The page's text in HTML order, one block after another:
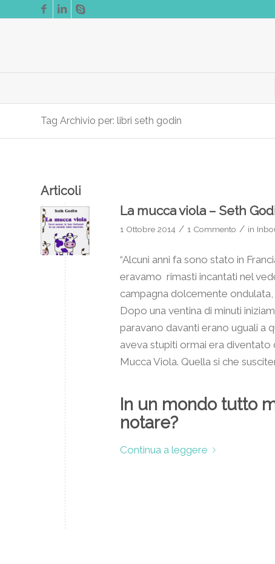
Tag Archivio per: libri seth godin
Articoli
La mucca viola – Seth
1 Ottobre 2014 / 1 Commento / in
“Alcuni anni fa sono stato in
eravamo rimasti incantati nel
campagna dolcemente ondulata,
Dopo una ventina di minuti
paravano davanti erano uguali a
aveva stupiti ormai era diventato
Mucca Viola. Quella si che
In un mondo tutto
notare?
Continua a leggere